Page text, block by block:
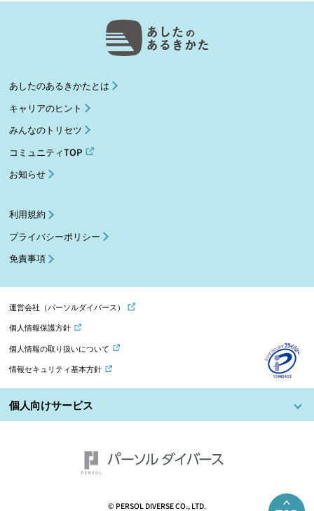
あしたのあるきかたとは
キャリアのヒント
みんなのトリセツ
コミュニティTOP
お知らせ
利用規約
プライバシーポリシー
免責事項
個人向けサービス
運営会社（パーソルダイバース）
個人情報保護方針
個人情報の取り扱いについて
情報セキュリティ基本方針
© PERSOL DIVERSE CO., LTD.